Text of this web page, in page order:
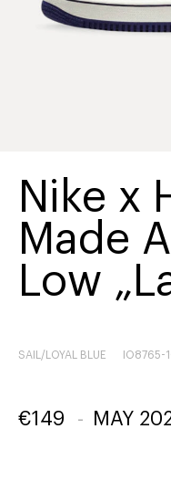
Nike x
Made
Low
SAIL/LOYAL BLUE IO8765-
€149 - MAY